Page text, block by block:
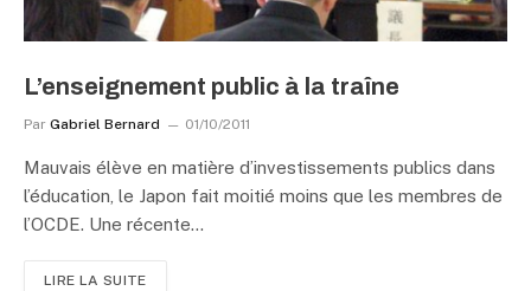
L’enseignement public à la traîne
Par Gabriel Bernard 01/10/2011
Mauvais élève en matière d’investissements publics dans
l’éducation, le Japon fait moitié moins que les membres de
l’OCDE. Une récente…
LIRE LA SUITE